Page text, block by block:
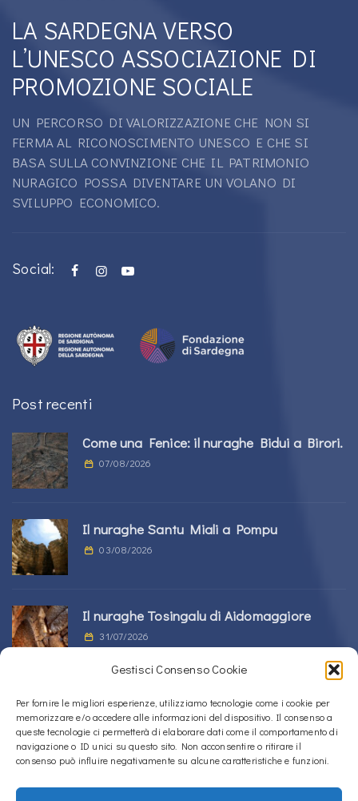
Gestisci Consenso Cookie
Per fornire le migliori esperienze, utilizziamo tecnologie come i cookie per
memorizzare e/o accedere alle informazioni del dispositivo. Il consenso a
queste tecnologie ci permetterà di elaborare dati come il comportamento di
navigazione o ID unici su questo sito. Non acconsentire o ritirare il
consenso può influire negativamente su alcune caratteristiche e funzioni.
LA SARDEGNA VERSO
L’UNESCO ASSOCIAZIONE DI
PROMOZIONE SOCIALE
UN PERCORSO DI VALORIZZAZIONE CHE NON SI
FERMA AL RICONOSCIMENTO UNESCO E CHE SI
BASA SULLA CONVINZIONE CHE IL PATRIMONIO
NURAGICO POSSA DIVENTARE UN VOLANO DI
SVILUPPO ECONOMICO.
Social:
Post recenti
Come una Fenice: il nuraghe Bidui a Birori.
07/08/2026
Il nuraghe Santu Miali a Pompu
03/08/2026
Il nuraghe Tosingalu di Aidomaggiore
31/07/2026
La tomba di giganti s’Ortali ‘e su Monte a
Tortolì
21/07/2026